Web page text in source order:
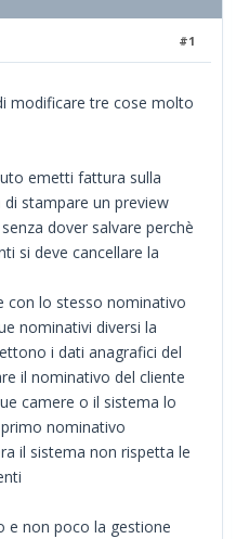
#1
modificare tre cose molto
emetti fattura sulla
stampare un preview
dover salvare perchè
si deve cancellare la
con lo stesso nominativo
nominativi diversi la
i dati anagrafici del
il nominativo del cliente
camere o il sistema lo
nominativo
il sistema non rispetta le
e non poco la gestione